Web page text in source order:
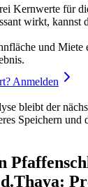
Kernwerte für
wirkt, kannst
und Miete
Anmelden
bleibt der
Speichern und